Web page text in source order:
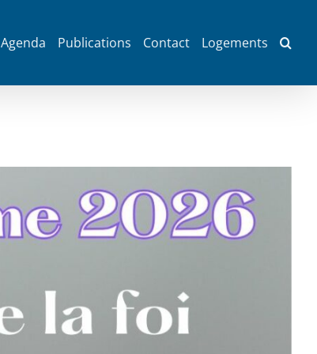
Agenda Publications Contact Logements